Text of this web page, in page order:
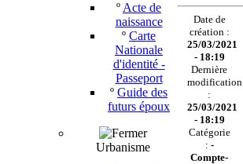
º Acte de
naissance
º Carte
Nationale
d'identité -
Passeport
º Guide des
futurs époux
Urbanisme
Date de
création :
25/03/2021
- 18:19
Dernière
modification
:
25/03/2021
- 18:19
Catégorie
: -
Compte-